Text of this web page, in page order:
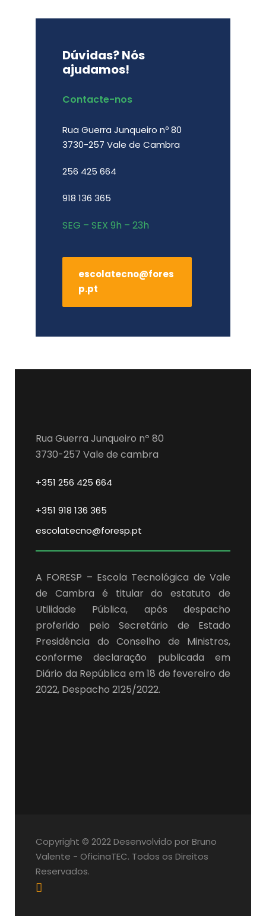
Dúvidas? Nós
ajudamos!
Contacte-nos
Rua Guerra Junqueiro nº 80
3730-257 Vale de Cambra
256 425 664
918 136 365
SEG – SEX 9h – 23h
escolatecno@fores
p.pt
Rua Guerra Junqueiro nº 80
3730-257 Vale de cambra
+351 256 425 664
+351 918 136 365
escolatecno@foresp.pt
A FORESP – Escola Tecnológica de Vale
de Cambra é titular do estatuto de
Utilidade Pública, após despacho
proferido pelo Secretário de Estado
Presidência do Conselho de Ministros,
conforme declaração publicada em
Diário da República em 18 de fevereiro de
2022, Despacho 2125/2022.
Copyright © 2022 Desenvolvido por Bruno
Valente - OficinaTEC. Todos os Direitos
Reservados.